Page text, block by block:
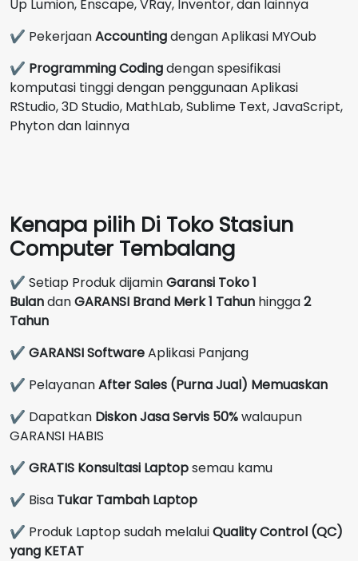
Up Lumion, Enscape, VRay, Inventor, dan lainnya
✔ PekerjaanAccountingdengan Aplikasi MYOub
✔ Programming Codingdengan spesifikasi
komputasi tinggi dengan penggunaan Aplikasi
RStudio, 3D Studio, MathLab, Sublime Text, JavaScript,
Phyton dan lainnya
Kenapa pilih Di Toko Stasiun
Computer Tembalang
✔ Setiap Produk dijaminGaransi Toko 1
BulandanGARANSI Brand Merk1 Tahun hingga2
Tahun
✔ GARANSI SoftwareAplikasi Panjang
✔ PelayananAfter Sales (Purna Jual) Memuaskan
✔ Dapatkan Diskon Jasa Servis 50%walaupun
GARANSI HABIS
✔ GRATIS Konsultasi Laptopsemau kamu
✔ Bisa Tukar Tambah Laptop
✔ Produk Laptop sudah melaluiQuality Control (QC)
yang KETAT